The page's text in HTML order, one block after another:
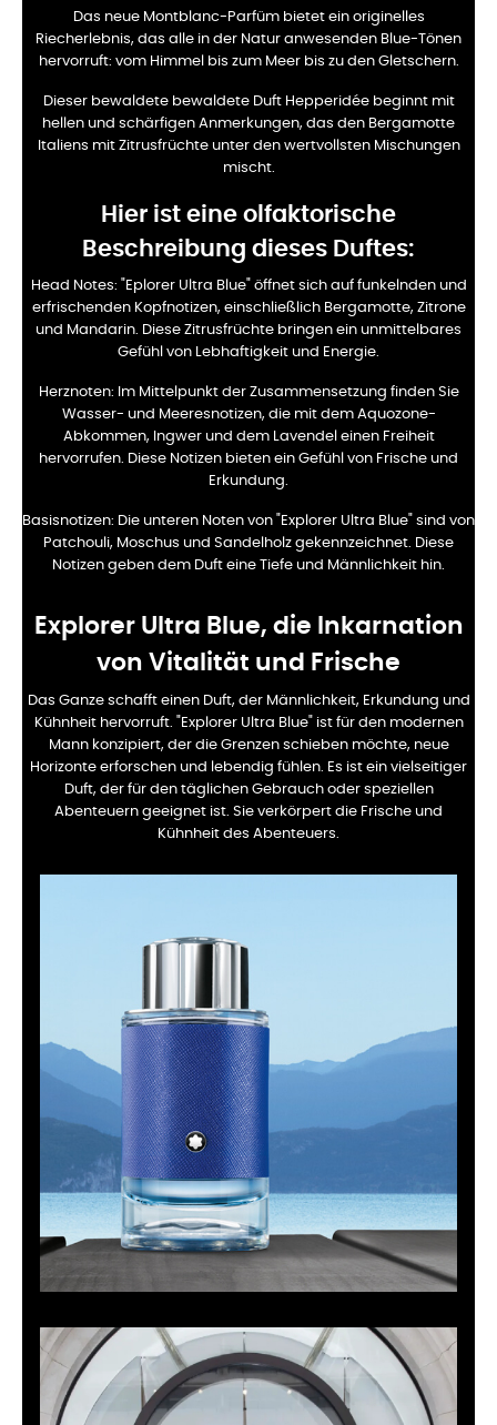
Das neue Montblanc-Parfüm bietet ein originelles
Riecherlebnis, das alle in der Natur anwesenden Blue-Tönen
hervorruft: vom Himmel bis zum Meer bis zu den Gletschern.
Dieser bewaldete bewaldete Duft Hepperidée beginnt mit
hellen und schärfigen Anmerkungen, das den Bergamotte
Italiens mit Zitrusfrüchte unter den wertvollsten Mischungen
mischt.
Hier ist eine olfaktorische
Beschreibung dieses Duftes:
Head Notes: "Eplorer Ultra Blue" öffnet sich auf funkelnden und
erfrischenden Kopfnotizen, einschließlich Bergamotte, Zitrone
und Mandarin. Diese Zitrusfrüchte bringen ein unmittelbares
Gefühl von Lebhaftigkeit und Energie.
Herznoten:
Im Mittelpunkt der Zusammensetzung finden Sie
Wasser- und Meeresnotizen, die mit dem Aquozone-
Abkommen, Ingwer und dem Lavendel einen Freiheit
hervorrufen. Diese Notizen bieten ein Gefühl von Frische und
Erkundung.
Basisnotizen: Die unteren Noten von "Explorer Ultra Blue" sind von
Patchouli, Moschus und Sandelholz gekennzeichnet. Diese
Notizen geben dem Duft eine Tiefe und Männlichkeit hin.
Explorer Ultra Blue, die Inkarnation
von Vitalität und Frische
Das Ganze schafft einen Duft, der Männlichkeit, Erkundung und
Kühnheit hervorruft. "Explorer Ultra Blue" ist für den modernen
Mann konzipiert, der die Grenzen schieben möchte, neue
Horizonte erforschen und lebendig fühlen. Es ist ein vielseitiger
Duft, der für den täglichen Gebrauch oder speziellen
Abenteuern geeignet ist. Sie verkörpert die Frische und
Kühnheit des Abenteuers.